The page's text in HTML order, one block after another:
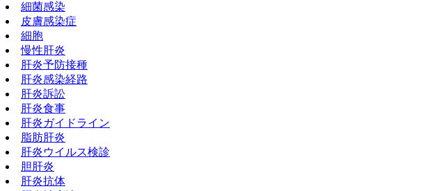
細菌感染
皮膚感染症
細胞
慢性肝炎
肝炎予防接種
肝炎感染経路
肝炎訴訟
肝炎食事
肝炎ガイドライン
脂肪肝炎
肝炎ウイルス検診
胆肝炎
肝炎抗体